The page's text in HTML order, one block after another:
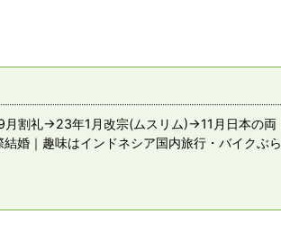
割礼→23年1月改宗(ムスリム)→11月日本の両
婚｜趣味はインドネシア国内旅行・バイクぶら